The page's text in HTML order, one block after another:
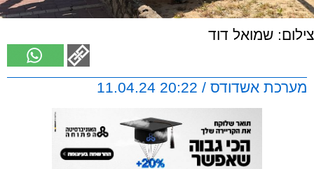
צילום: שמואל דוד
מערכת אשדודס / 20:22 11.04.24